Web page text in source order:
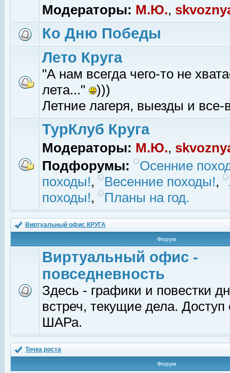
Модераторы: М.Ю.,
Ко Дню Победы
Лето Круга
"А нам всегда чего-то не
лета..."
)))
Летние лагеря, выезды и все-
ТурКлуб Круга
Модераторы: М.Ю.,
Подфорумы:
Осенние
походы!, Весенние походы!,
походы!, Планы на год.
Виртуальный офис КРУГА
Форум
Виртуальный офис -
повседневность
Здесь - графики и повестки
встреч, текущие дела.
ШАРа.
Точка роста
Форум